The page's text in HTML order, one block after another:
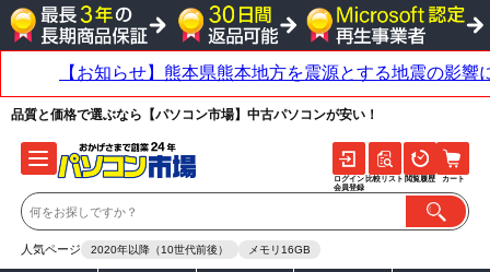
品質と価格で選ぶなら【パソコン市場】中古パソコンが安い！
人気ページ 2020年以降（10世代前後） メモリ16GB
ログイン
会員登録
比較リスト 閲覧履歴 カート